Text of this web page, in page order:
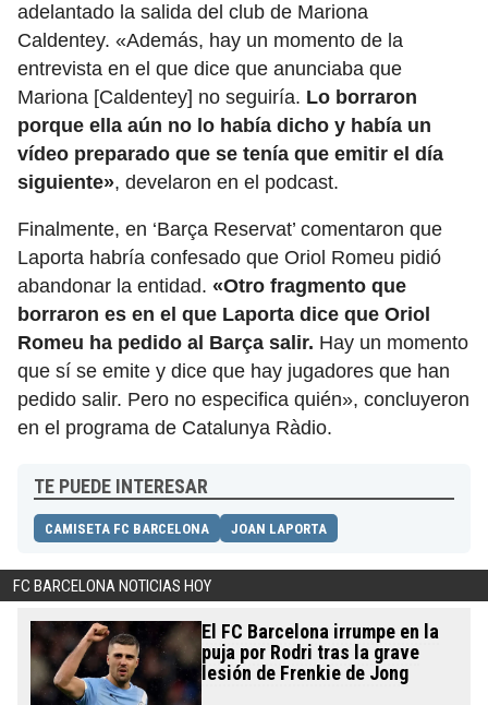
adelantado la salida del club de Mariona
Caldentey. «Además, hay un momento de la
entrevista en el que dice que anunciaba que
Mariona [Caldentey] no seguiría. Lo borraron
porque ella aún no lo había dicho y había un
vídeo preparado que se tenía que emitir el día
siguiente», develaron en el podcast.
Finalmente, en ‘Barça Reservat’ comentaron que
Laporta habría confesado que Oriol Romeu pidió
abandonar la entidad. «Otro fragmento que
borraron es en el que Laporta dice que Oriol
Romeu ha pedido al Barça salir. Hay un momento
que sí se emite y dice que hay jugadores que han
pedido salir. Pero no especifica quién», concluyeron
en el programa de Catalunya Ràdio.
TE PUEDE INTERESAR
CAMISETA FC BARCELONA JOAN LAPORTA
FC BARCELONA NOTICIAS HOY
El FC Barcelona irrumpe en la
puja por Rodri tras la grave
lesión de Frenkie de Jong